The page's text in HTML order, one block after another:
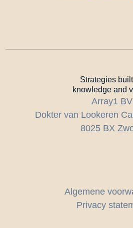
Strategies
knowledge and
Array1 BV
Dokter van Lookeren
8025 BX
Algemene
Privacy